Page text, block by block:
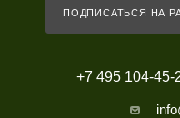
ПОДПИСАТЬСЯ НА
+7 495 104-45-